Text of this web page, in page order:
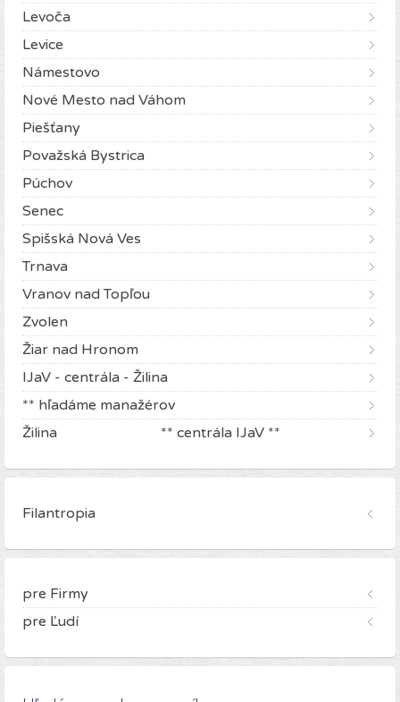
Levoča
Levice
Námestovo
Nové Mesto nad Váhom
Piešťany
Považská Bystrica
Púchov
Senec
Spišská Nová Ves
Trnava
Vranov nad Topľou
Zvolen
Žiar nad Hronom
IJaV - centrála - Žilina
** hľadáme manažérov
Žilina ** centrála IJaV **
Filantropia
pre Firmy
pre Ľudí